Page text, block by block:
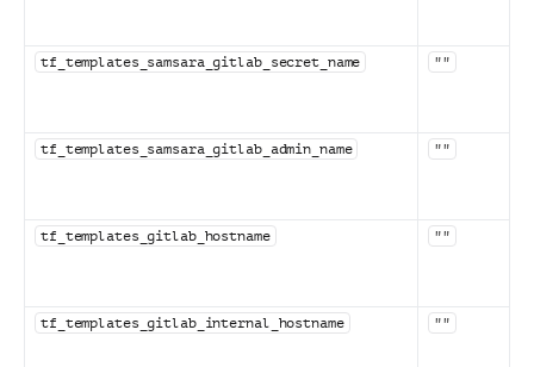
tf_templates_samsara_gitlab_secret_name ""
tf_templates_samsara_gitlab_admin_name ""
tf_templates_gitlab_hostname ""
tf_templates_gitlab_internal_hostname ""